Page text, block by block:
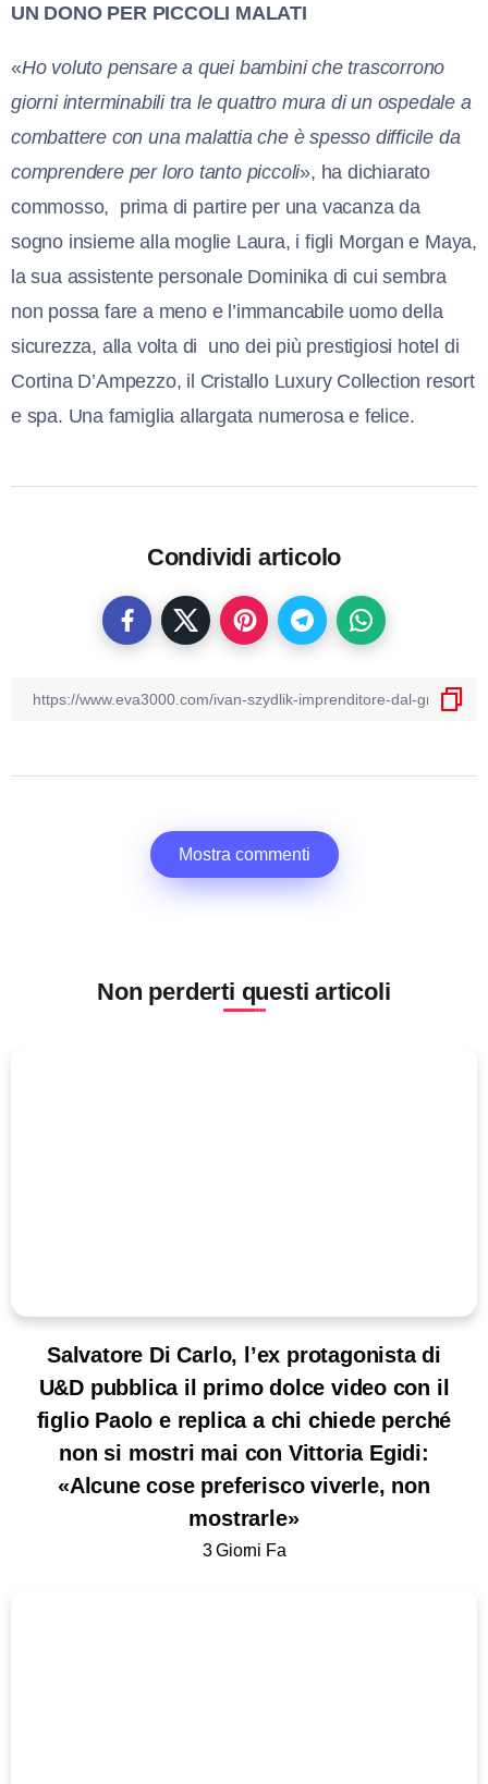
UN DONO PER PICCOLI MALATI
«Ho voluto pensare a quei bambini che trascorrono
giorni interminabili tra le quattro mura di un ospedale a
combattere con una malattia che è spesso difficile da
comprendere per loro tanto piccoli», ha dichiarato
commosso, prima di partire per una vacanza da
sogno insieme alla moglie Laura, i figli Morgan e Maya,
la sua assistente personale Dominika di cui sembra
non possa fare a meno e l’immancabile uomo della
sicurezza, alla volta di uno dei più prestigiosi hotel di
Cortina D’Ampezzo, il Cristallo Luxury Collection resort
e spa. Una famiglia allargata numerosa e felice.
Condividi articolo
Mostra commenti
Non perderti questi articoli
Salvatore Di Carlo, l’ex protagonista di
U&D pubblica il primo dolce video con il
figlio Paolo e replica a chi chiede perché
non si mostri mai con Vittoria Egidi:
«Alcune cose preferisco viverle, non
mostrarle»
3 Giorni Fa